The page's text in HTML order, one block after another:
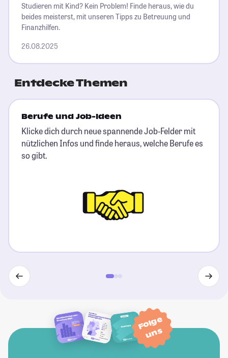
Studieren mit Kind? Kein Problem! Finde heraus, wie du
beides meisterst, mit unseren Tipps zu Betreuung und
Finanzhilfen.
26.08.2025
Entdecke Themen
Berufe und Job-Ideen
Klicke dich durch neue spannende Job-Felder mit
nützlichen Infos und finde heraus, welche Berufe es
so gibt.
Folge
uns